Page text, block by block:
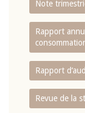
Note
Rapport
Rapport
Revue de la